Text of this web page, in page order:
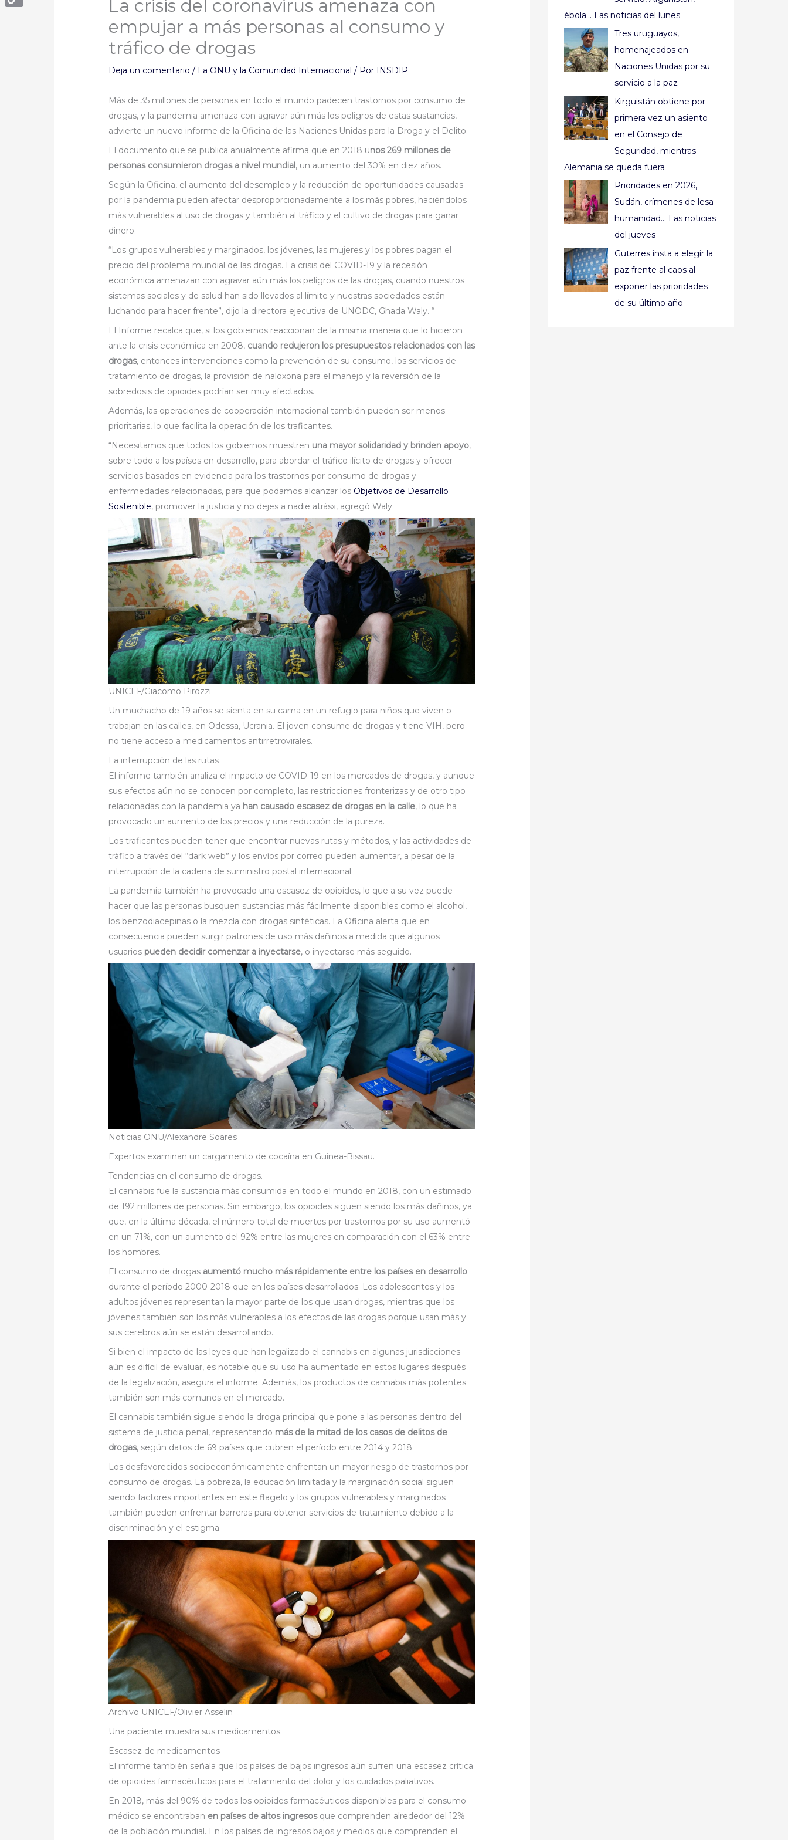
La crisis del coronavirus amenaza con
empujar a más personas al consumo y
tráfico de drogas
Deja un comentario / La ONU y la Comunidad Internacional / Por INSDIP
Más de 35 millones de personas en todo el mundo padecen trastornos por consumo de
drogas, y la pandemia amenaza con agravar aún más los peligros de estas sustancias,
advierte un nuevo informe de la Oficina de las Naciones Unidas para la Droga y el Delito.
El documento que se publica anualmente afirma que en 2018 unos 269 millones de
personas consumieron drogas a nivel mundial, un aumento del 30% en diez años.
Según la Oficina, el aumento del desempleo y la reducción de oportunidades causadas
por la pandemia pueden afectar desproporcionadamente a los más pobres, haciéndolos
más vulnerables al uso de drogas y también al tráfico y el cultivo de drogas para ganar
dinero.
“Los grupos vulnerables y marginados, los jóvenes, las mujeres y los pobres pagan el
precio del problema mundial de las drogas. La crisis del COVID-19 y la recesión
económica amenazan con agravar aún más los peligros de las drogas, cuando nuestros
sistemas sociales y de salud han sido llevados al límite y nuestras sociedades están
luchando para hacer frente”, dijo la directora ejecutiva de UNODC, Ghada Waly. “
El Informe recalca que, si los gobiernos reaccionan de la misma manera que lo hicieron
ante la crisis económica en 2008, cuando redujeron los presupuestos relacionados con las
drogas, entonces intervenciones como la prevención de su consumo, los servicios de
tratamiento de drogas, la provisión de naloxona para el manejo y la reversión de la
sobredosis de opioides podrían ser muy afectados.
Además, las operaciones de cooperación internacional también pueden ser menos
prioritarias, lo que facilita la operación de los traficantes.
“Necesitamos que todos los gobiernos muestren una mayor solidaridad y brinden apoyo,
sobre todo a los países en desarrollo, para abordar el tráfico ilícito de drogas y ofrecer
servicios basados en evidencia para los trastornos por consumo de drogas y
enfermedades relacionadas, para que podamos alcanzar los Objetivos de Desarrollo
Sostenible, promover la justicia y no dejes a nadie atrás», agregó Waly.
UNICEF/Giacomo Pirozzi
Un muchacho de 19 años se sienta en su cama en un refugio para niños que viven o
trabajan en las calles, en Odessa, Ucrania. El joven consume de drogas y tiene VIH, pero
no tiene acceso a medicamentos antirretrovirales.
La interrupción de las rutas
El informe también analiza el impacto de COVID-19 en los mercados de drogas, y aunque
sus efectos aún no se conocen por completo, las restricciones fronterizas y de otro tipo
relacionadas con la pandemia ya han causado escasez de drogas en la calle, lo que ha
provocado un aumento de los precios y una reducción de la pureza.
Los traficantes pueden tener que encontrar nuevas rutas y métodos, y las actividades de
tráfico a través del “dark web” y los envíos por correo pueden aumentar, a pesar de la
interrupción de la cadena de suministro postal internacional.
La pandemia también ha provocado una escasez de opioides, lo que a su vez puede
hacer que las personas busquen sustancias más fácilmente disponibles como el alcohol,
los benzodiacepinas o la mezcla con drogas sintéticas. La Oficina alerta que en
consecuencia pueden surgir patrones de uso más dañinos a medida que algunos
usuarios pueden decidir comenzar a inyectarse, o inyectarse más seguido.
Noticias ONU/Alexandre Soares
Expertos examinan un cargamento de cocaína en Guinea-Bissau.
Tendencias en el consumo de drogas.
El cannabis fue la sustancia más consumida en todo el mundo en 2018, con un estimado
de 192 millones de personas. Sin embargo, los opioides siguen siendo los más dañinos, ya
que, en la última década, el número total de muertes por trastornos por su uso aumentó
en un 71%, con un aumento del 92% entre las mujeres en comparación con el 63% entre
los hombres.
El consumo de drogas aumentó mucho más rápidamente entre los países en desarrollo
durante el período 2000-2018 que en los países desarrollados. Los adolescentes y los
adultos jóvenes representan la mayor parte de los que usan drogas, mientras que los
jóvenes también son los más vulnerables a los efectos de las drogas porque usan más y
sus cerebros aún se están desarrollando.
Si bien el impacto de las leyes que han legalizado el cannabis en algunas jurisdicciones
aún es difícil de evaluar, es notable que su uso ha aumentado en estos lugares después
de la legalización, asegura el informe. Además, los productos de cannabis más potentes
también son más comunes en el mercado.
El cannabis también sigue siendo la droga principal que pone a las personas dentro del
sistema de justicia penal, representando más de la mitad de los casos de delitos de
drogas, según datos de 69 países que cubren el período entre 2014 y 2018.
Los desfavorecidos socioeconómicamente enfrentan un mayor riesgo de trastornos por
consumo de drogas. La pobreza, la educación limitada y la marginación social siguen
siendo factores importantes en este flagelo y los grupos vulnerables y marginados
también pueden enfrentar barreras para obtener servicios de tratamiento debido a la
discriminación y el estigma.
Archivo UNICEF/Olivier Asselin
Una paciente muestra sus medicamentos.
Escasez de medicamentos
El informe también señala que los países de bajos ingresos aún sufren una escasez crítica
de opioides farmacéuticos para el tratamiento del dolor y los cuidados paliativos.
En 2018, más del 90% de todos los opioides farmacéuticos disponibles para el consumo
médico se encontraban en países de altos ingresos que comprenden alrededor del 12%
de la población mundial. En los países de ingresos bajos y medios que comprenden el
ébola… Las noticias del lunes
Tres uruguayos,
homenajeados en
Naciones Unidas por su
servicio a la paz
Kirguistán obtiene por
primera vez un asiento
en el Consejo de
Seguridad, mientras
Alemania se queda fuera
Prioridades en 2026,
Sudán, crímenes de lesa
humanidad… Las noticias
del jueves
Guterres insta a elegir la
paz frente al caos al
exponer las prioridades
de su último año